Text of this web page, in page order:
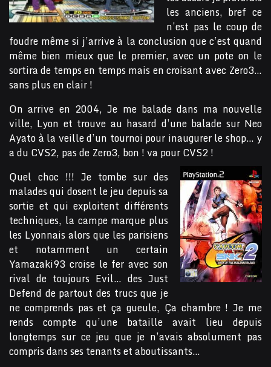
les anciens, bref ce
n’est pas le coup de
foudre même si j’arrive à la conclusion que c’est quand
même bien mieux que le premier, avec un pote on le
sortira de temps en temps mais en croisant avec Zero3…
sans plus en clair !
On arrive en 2004, Je me balade dans ma nouvelle
ville, Lyon et trouve au hasard d’une balade sur Neo
Ayato à la veille d’un tournoi pour inaugurer le shop… y
a du CVS2, pas de Zero3, bon ! va pour CVS2 !
Quel choc !!! Je tombe sur des
malades qui dosent le jeu depuis sa
sortie et qui exploitent différents
techniques, la campe marque plus
les Lyonnais alors que les parisiens
et notamment un certain
Yamazaki93 croise le fer avec son
rival de toujours Evil… des Just
Defend de partout des trucs que je
ne comprends pas et ça gueule, Ça chambre ! Je me
rends compte qu’une bataille avait lieu depuis
longtemps sur ce jeu que je n’avais absolument pas
compris dans ses tenants et aboutissants…